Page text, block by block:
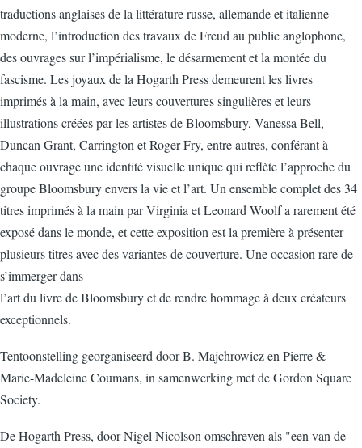
traductions anglaises de la littérature russe, allemande et italienne
moderne, l’introduction des travaux de Freud au public anglophone,
des ouvrages sur l’impérialisme, le désarmement et la montée du
fascisme. Les joyaux de la Hogarth Press demeurent les livres
imprimés à la main, avec leurs couvertures singulières et leurs
illustrations créées par les artistes de Bloomsbury, Vanessa Bell,
Duncan Grant, Carrington et Roger Fry, entre autres, conférant à
chaque ouvrage une identité visuelle unique qui reflète l’approche du
groupe Bloomsbury envers la vie et l’art. Un ensemble complet des 34
titres imprimés à la main par Virginia et Leonard Woolf a rarement été
exposé dans le monde, et cette exposition est la première à présenter
plusieurs titres avec des variantes de couverture. Une occasion rare de
s’immerger dans
l’art du livre de Bloomsbury et de rendre hommage à deux créateurs
exceptionnels.
Tentoonstelling georganiseerd door B. Majchrowicz en Pierre &
Marie-Madeleine Coumans, in samenwerking met de Gordon Square
Society.
De Hogarth Press, door Nigel Nicolson omschreven als "een van de